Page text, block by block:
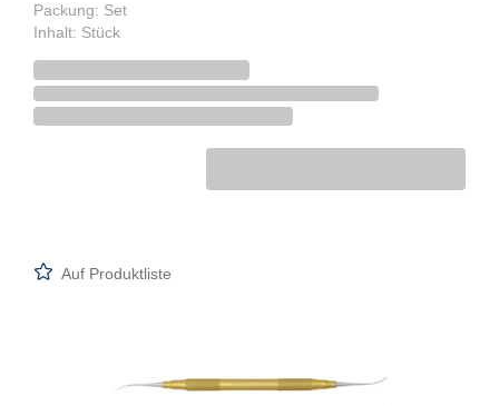
Packung: Set
Inhalt: Stück
Auf Produktliste